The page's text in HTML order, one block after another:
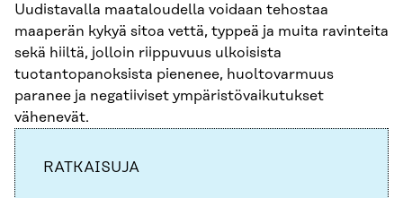
Uudistavalla maataloudella voidaan tehostaa
maaperän kykyä sitoa vettä, typpeä ja muita ravinteita
sekä hiiltä, jolloin riippuvuus ulkoisista
tuotantopanoksista pienenee, huoltovarmuus
paranee ja negatiiviset ympäristövaikutukset
vähenevät.
RATKAISUJA